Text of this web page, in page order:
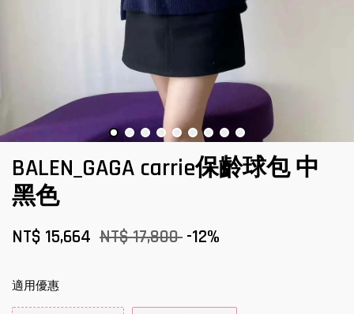
BALEN_GAGA carrie保齡球包 中
黑色
NT$ 15,664 NT$ 17,800 -12%
適用優惠